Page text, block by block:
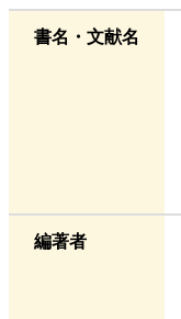
書名・文献名
編著者